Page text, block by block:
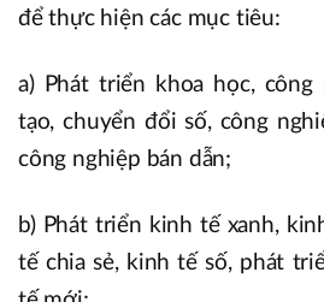
để thực hiện các mục tiêu:
a) Phát triển khoa học, công
tạo, chuyển đổi số, công
công nghiệp bán dẫn;
b) Phát triển kinh tế xanh,
tế chia sẻ, kinh tế số, phát